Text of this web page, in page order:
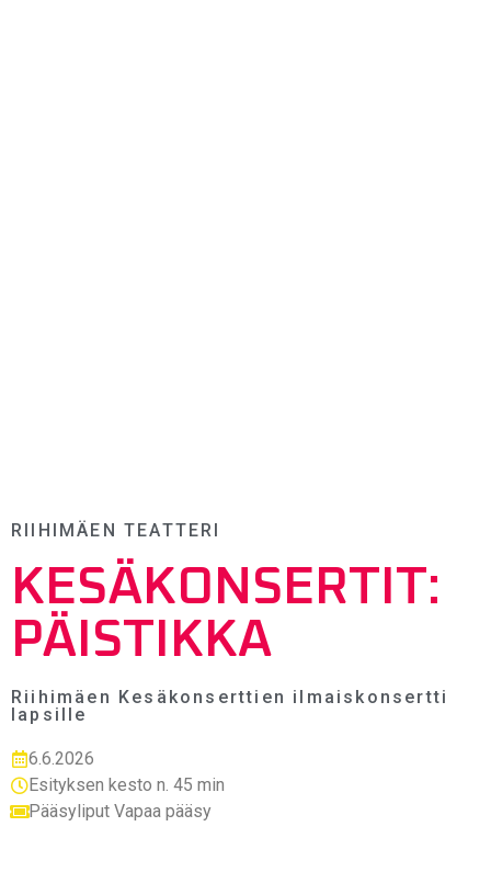
RIIHIMÄEN TEATTERI
KESÄKONSERTIT:
PÄISTIKKA
Riihimäen Kesäkonserttien ilmaiskonsertti
lapsille
6.6.2026
Esityksen kesto n. 45 min
Pääsyliput Vapaa pääsy